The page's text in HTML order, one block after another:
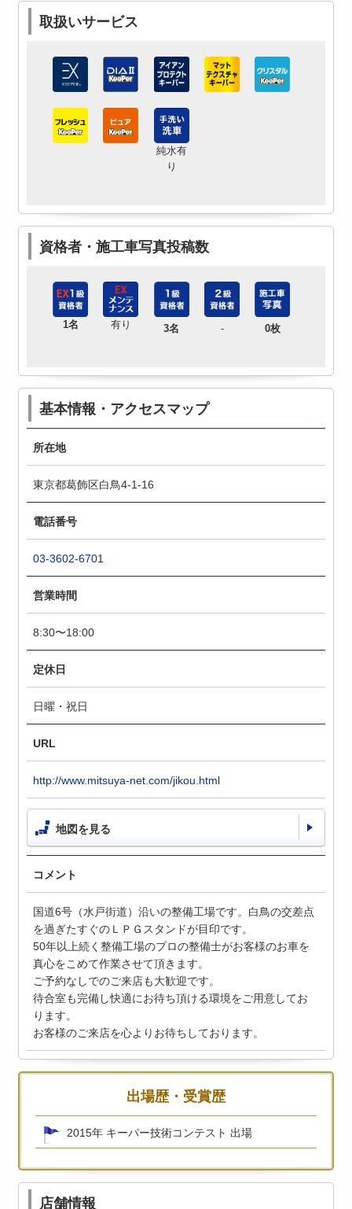
取扱いサービス
純水有
り
資格者・施工車写真投稿数
1名 有り 3名 - 0枚
基本情報・アクセスマップ
所在地
東京都葛飾区白鳥4-1-16
電話番号
03-3602-6701
営業時間
8:30〜18:00
定休日
日曜・祝日
URL
http://www.mitsuya-net.com/jikou.html
地図を見る
コメント
国道6号（水戸街道）沿いの整備工場です。白鳥の交差点
を過ぎたすぐのＬＰＧスタンドが目印です。
50年以上続く整備工場のプロの整備士がお客様のお車を
真心をこめて作業させて頂きます。
ご予約なしでのご来店も大歓迎です。
待合室も完備し快適にお待ち頂ける環境をご用意してお
ります。
お客様のご来店を心よりお待ちしております。
出場歴・受賞歴
2015年 キーパー技術コンテスト 出場
店舗情報